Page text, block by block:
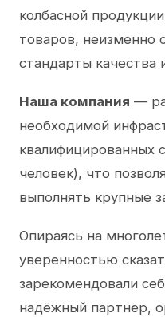
колбасной
товаров, неизменно
стандарты качества
Наша компания —
необходимой
квалифицированных
человек), что
выполнять крупные
Опираясь на
уверенностью
зарекомендовали
надёжный партнёр,